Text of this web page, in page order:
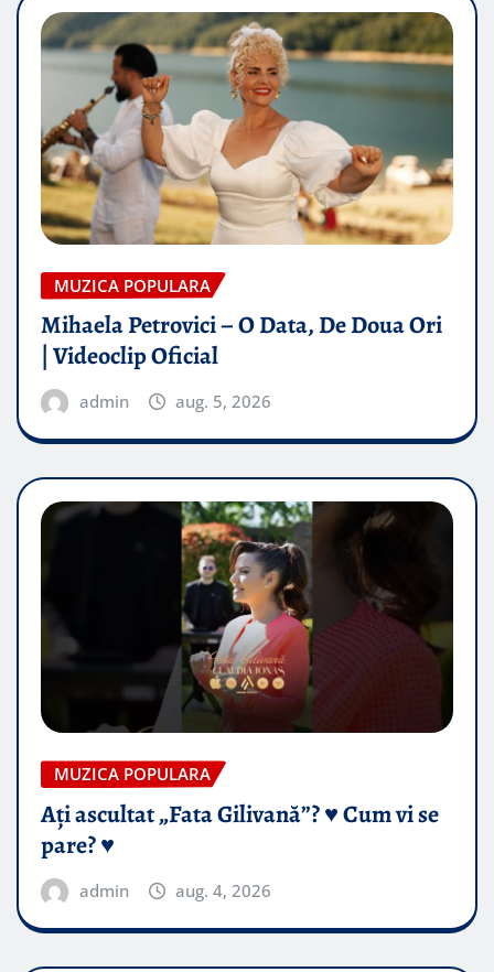
MUZICA POPULARA
Mihaela Petrovici – O Data, De Doua Ori
| Videoclip Oficial
admin aug. 5, 2026
MUZICA POPULARA
Ați ascultat „Fata Gilivană”? ♥️ Cum vi se
pare? ♥️
admin aug. 4, 2026